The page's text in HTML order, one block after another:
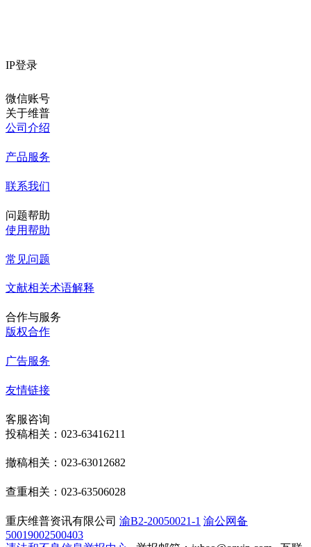
IP登录
微信账号
关于维普
公司介绍
产品服务
联系我们
问题帮助
使用帮助
常见问题
文献相关术语解释
合作与服务
版权合作
广告服务
友情链接
客服咨询
投稿相关：023-63416211
撤稿相关：023-63012682
查重相关：023-63506028
重庆维普资讯有限公司 渝B2-20050021-1 渝公网备
50019002500403